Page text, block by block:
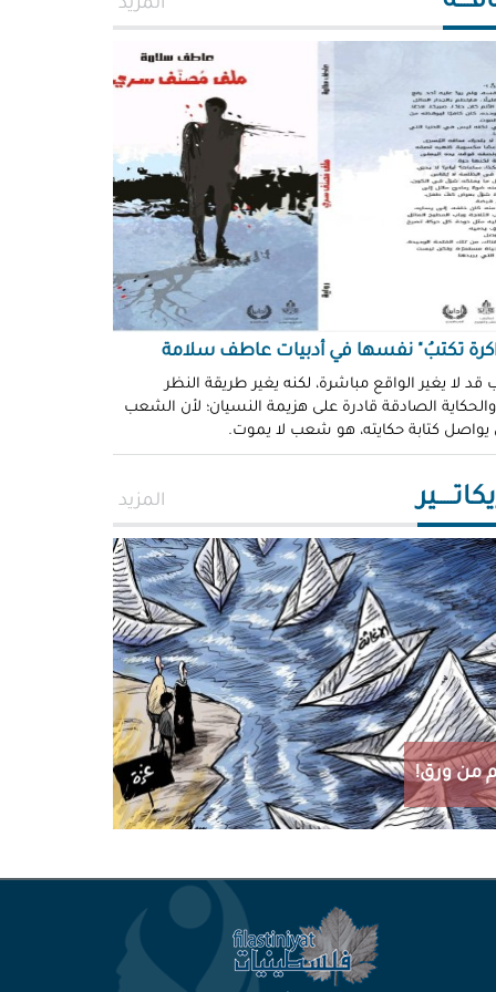
المزيد
تكتبُ" نفسها في أدبيات عاطف سلامة
قد لا يغير الواقع مباشرة، لكنه يغير طريقة النظر
والحكاية الصادقة قادرة على هزيمة النسيان؛ لأن الشعب
يواصل كتابة حكايته، هو شعب لا يموت.
المزيد
من ورق!